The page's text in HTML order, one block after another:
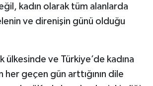
kadın olarak tüm alanlarda
ve direnişin günü olduğu
ülkesinde ve Türkiye’de kadına
geçen gün arttığının dile